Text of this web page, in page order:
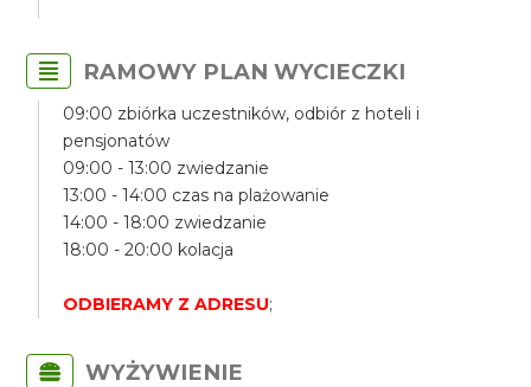
RAMOWY PLAN WYCIECZKI
09:00 zbiórka uczestników, odbiór z hoteli i
pensjonatów
09:00 - 13:00 zwiedzanie
13:00 - 14:00 czas na plażowanie
14:00 - 18:00 zwiedzanie
18:00 - 20:00 kolacja
ODBIERAMY Z ADRESU;
WYŻYWIENIE